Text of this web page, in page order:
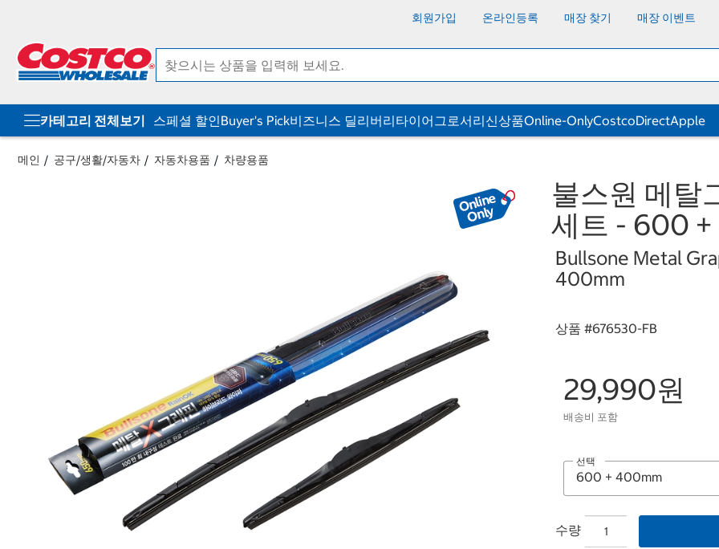
회원가입 온라인등록 매장 찾기 매장 이벤트
카테고리 전체보기 스페셜 할인Buyer's Pick비즈니스 딜리버리타이어그로서리신상품Online-OnlyCostcoDirectApple
메인 공구/생활/자동차 자동차용품 차량용품
불스원 메탈
세트 - 600
Bullsone Metal
400mm
상품 #676530-FB
29,990원
배송비 포함
선택
수량